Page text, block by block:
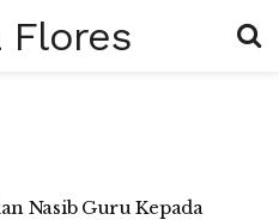
Flores
Nasib Guru Kepada